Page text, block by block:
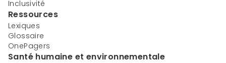
Inclusivité
Ressources
Lexiques
Glossaire
OnePagers
Santé humaine et environnementale